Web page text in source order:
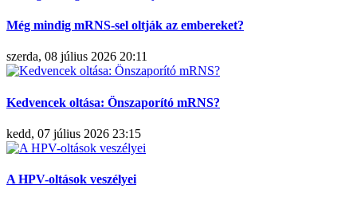
Még mindig mRNS-sel oltják az embereket?
szerda, 08 július 2026 20:11
Kedvencek oltása: Önszaporító mRNS?
kedd, 07 július 2026 23:15
A HPV-oltások veszélyei